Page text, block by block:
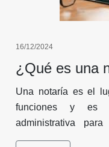
16/12/2024
¿Qué es una
Una notaría es el
funciones y es
administrativa
competencia en un